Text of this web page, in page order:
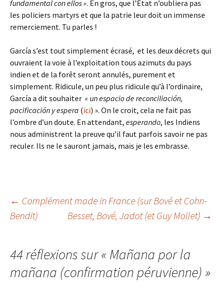
fundamental con ellos ». En gros, que l’État n’oubliera pas
les policiers martyrs et que la patrie leur doit un immense
remerciement. Tu parles !
García s’est tout simplement écrasé, et les deux décrets qui
ouvraient la voie à l’exploitation tous azimuts du pays
indien et de la forêt seront annulés, purement et
simplement. Ridicule, un peu plus ridicule qu’à l’ordinaire,
García a dit souhaiter « un espacio de reconciliación,
pacificación y espera (ici) ». On le croit, cela ne fait pas
l’ombre d’un doute. En attendant, esperando, les Indiens
nous administrent la preuve qu’il faut parfois savoir ne pas
reculer. Ils ne le sauront jamais, mais je les embrasse.
Navigation
articles
← Complément made in France (sur Bové et Cohn-
Bendit)
Besset, Bové, Jadot (et Guy Mollet) →
44 réflexions sur « Mañana por la
mañana (confirmation péruvienne) »